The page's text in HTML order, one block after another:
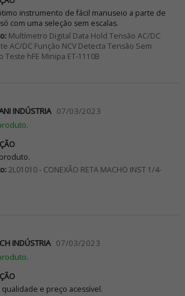
instrumento de fácil manuseio a parte de
com uma seleção sem escalas.
Multímetro Digital Data Hold Tensão AC/DC
AC/DC Função NCV Detecta Tensão Sem
Teste hFE Minipa ET-1110B
INDÚSTRIA 07/03/2023
2L01010 - CONEXÃO RETA MACHO INST 1/4-
INDÚSTRIA 07/03/2023
qualidade e preço acessível.